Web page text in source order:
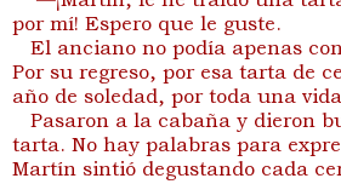
por mí! Espero que le guste.
El anciano no podía apenas
Por su regreso, por esa tarta de
año de soledad, por toda una
Pasaron a la cabaña y dieron
tarta. No hay palabras para
Martín sintió degustando cada